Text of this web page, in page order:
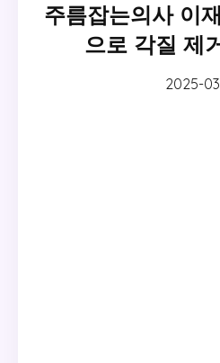
주름잡는의사 이
으로 각질 제
2025-